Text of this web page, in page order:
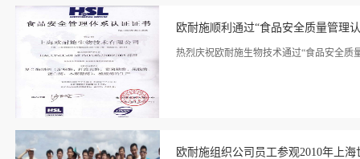
欧耐施顺利通过“食品安全质量管理
热烈庆祝欧耐施生物技术通过“食品安全质
欧耐施组织公司员工参观2010年上海